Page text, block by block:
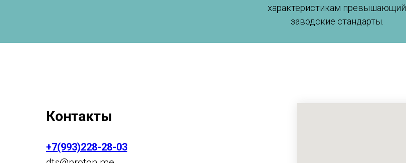
характеристикам превышающий
заводские стандарты.
Контакты
+7(993)228-28-03